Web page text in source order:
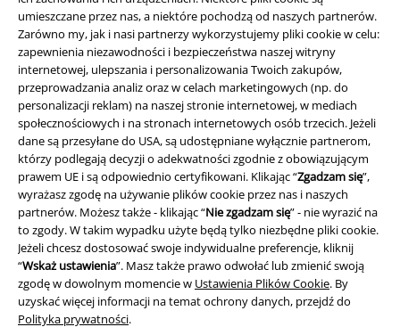
umieszczane przez nas, a niektóre pochodzą od naszych partnerów.
Zarówno my, jak i nasi partnerzy wykorzystujemy pliki cookie w celu:
zapewnienia niezawodności i bezpieczeństwa naszej witryny
internetowej, ulepszania i personalizowania Twoich zakupów,
przeprowadzania analiz oraz w celach marketingowych (np. do
personalizacji reklam) na naszej stronie internetowej, w mediach
społecznościowych i na stronach internetowych osób trzecich. Jeżeli
dane są przesyłane do USA, są udostępniane wyłącznie partnerom,
którzy podlegają decyzji o adekwatności zgodnie z obowiązującym
prawem UE i są odpowiednio certyfikowani. Klikając “Zgadzam się”,
wyrażasz zgodę na używanie plików cookie przez nas i naszych
partnerów. Możesz także - klikając “Nie zgadzam się” - nie wyrazić na
to zgody. W takim wypadku użyte będą tylko niezbędne pliki cookie.
Jeżeli chcesz dostosować swoje indywidualne preferencje, kliknij
“Wskaż ustawienia”. Masz także prawo odwołać lub zmienić swoją
zgodę w dowolnym momencie w Ustawienia Plików Cookie. By
uzyskać więcej informacji na temat ochrony danych, przejdź do
Polityka prywatności.
Deklaracja Zgodności
Informacje dotyczące dostępności
Ustawienia Plików Cookie
Skorzystaj z prawa do odstąpienia od umowy
Wszystkie ceny zawierają podatek VAT. Nie zawierająkosztów
wysyłki.
© 1986-2026 E.M.P. Merchandising HGmbH
Sklepy internetowe EMP